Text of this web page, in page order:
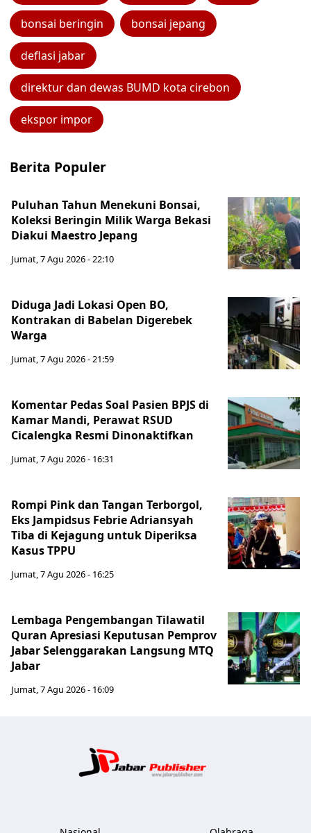
bonsai beringin bonsai jepang
deflasi jabar
direktur dan dewas BUMD kota cirebon
ekspor impor
Berita Populer
Puluhan Tahun Menekuni Bonsai,
Koleksi Beringin Milik Warga Bekasi
Diakui Maestro Jepang
Jumat, 7 Agu 2026 - 22:10
Diduga Jadi Lokasi Open BO,
Kontrakan di Babelan Digerebek
Warga
Jumat, 7 Agu 2026 - 21:59
Komentar Pedas Soal Pasien BPJS di
Kamar Mandi, Perawat RSUD
Cicalengka Resmi Dinonaktifkan
Jumat, 7 Agu 2026 - 16:31
Rompi Pink dan Tangan Terborgol,
Eks Jampidsus Febrie Adriansyah
Tiba di Kejagung untuk Diperiksa
Kasus TPPU
Jumat, 7 Agu 2026 - 16:25
Lembaga Pengembangan Tilawatil
Quran Apresiasi Keputusan Pemprov
Jabar Selenggarakan Langsung MTQ
Jabar
Jumat, 7 Agu 2026 - 16:09